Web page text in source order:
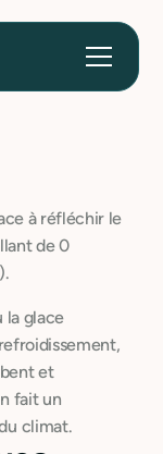
à réfléchir le
de 0
la glace
et
fait un
climat.